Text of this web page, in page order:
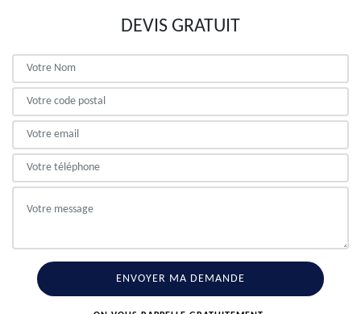
DEVIS GRATUIT